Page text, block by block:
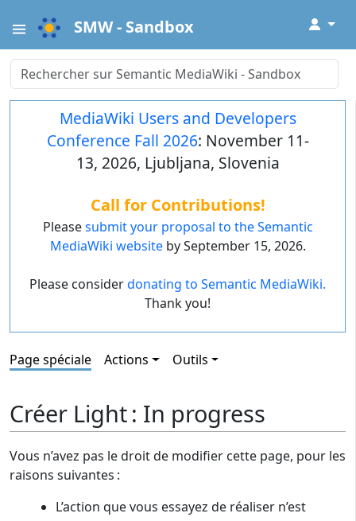
SMW - Sandbox ↓
MediaWiki Users and Developers
Conference Fall 2026: November 11-
13, 2026, Ljubljana, Slovenia
Call for Contributions!
Pleasesubmit your proposal to the Semantic
MediaWiki websiteby September 15, 2026.
Please considerdonating to Semantic MediaWiki.
Thank you!
Page spéciale Actions Outils
Créer Light : In progress
Vous n’avez pas le droit de modifier cette page, pour les
raisons suivantes :
L’action que vous essayez de réaliser n’est